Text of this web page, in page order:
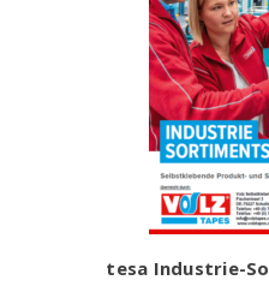
tesa Industrie-